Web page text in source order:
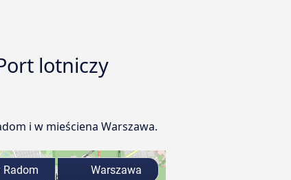
lotniczy
i w mieściena Warszawa.
Radom Warszawa